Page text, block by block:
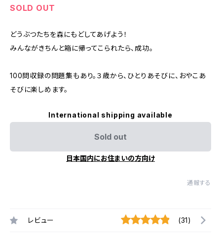
SOLD OUT
どうぶつたちを森にもどしてあげよう！
みんながきちんと箱に帰ってこられたら、成功。
100問収録の問題集もあり。３歳から、ひとりあそびに、おやこあ
そびに楽しめます。
International shipping available
Sold out
日本国内にお住まいの方向け
通報する
レビュー (31)